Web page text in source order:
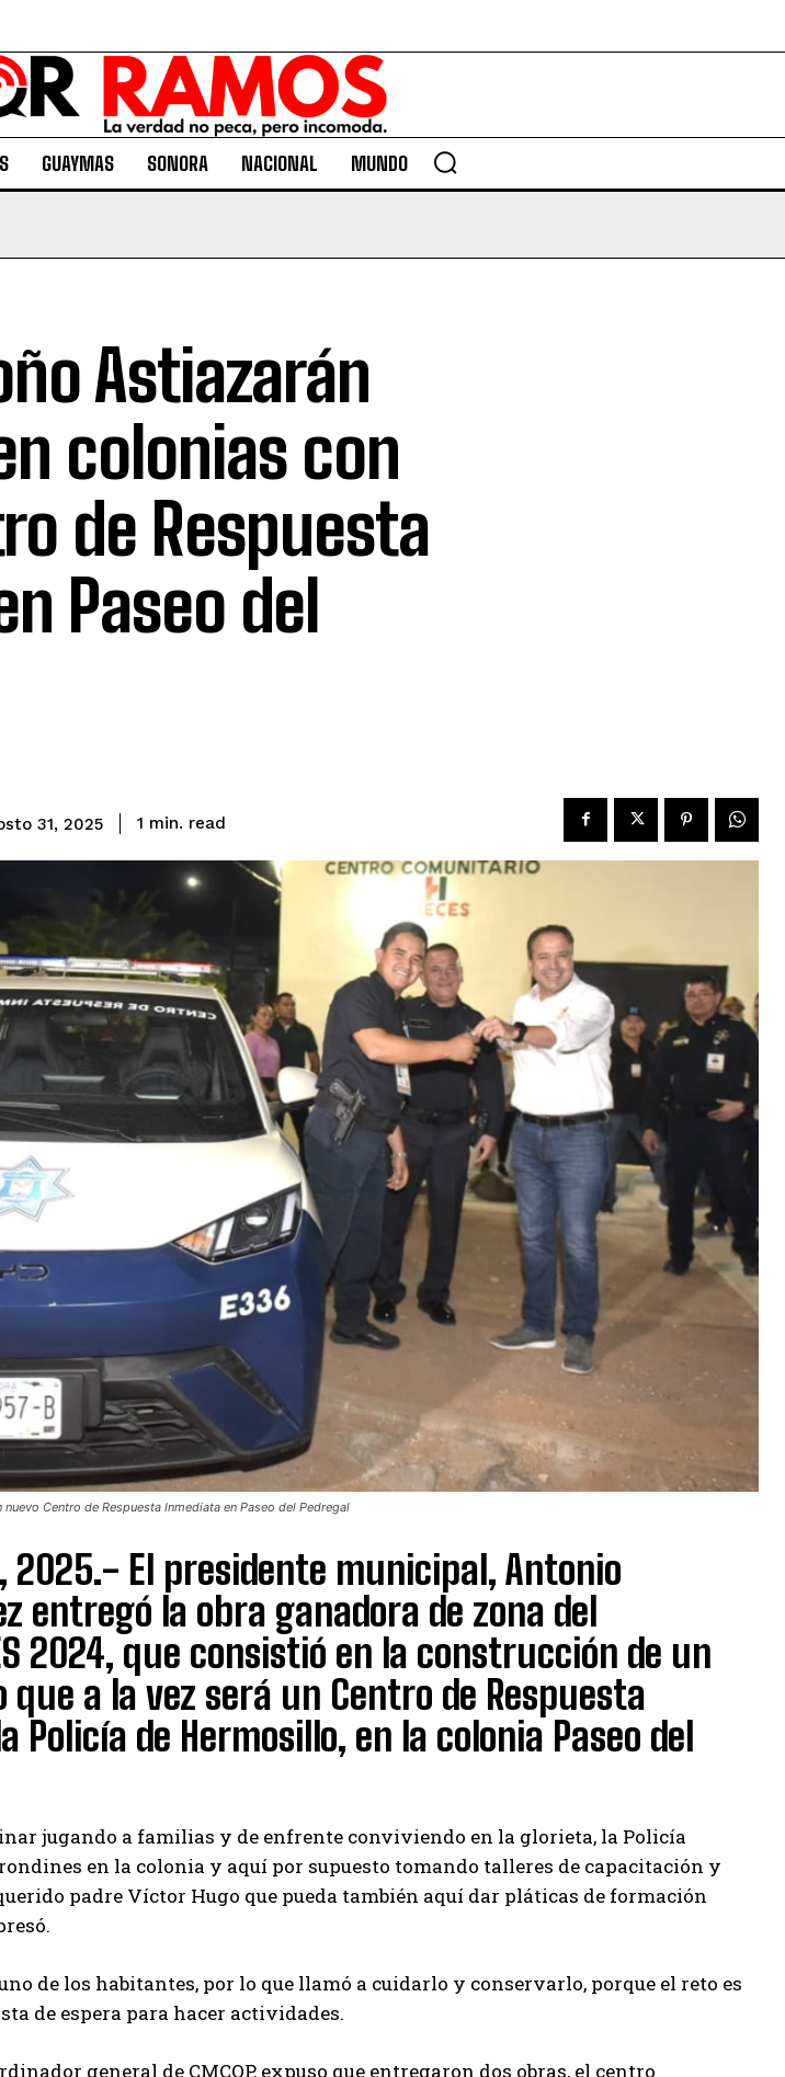
GUAYMAS SONORA NACIONAL MUNDO
Astiazarán
colonias con
de Respuesta
Paseo del
31, 2025 1 min. read
Centro de Respuesta Inmediata en Paseo del Pedregal
2025.- El presidente municipal, Antonio
entregó la obra ganadora de zona del
2024, que consistió en la construcción de un
a la vez será un Centro de Respuesta
Policía de Hermosillo, en la colonia Paseo del
jugando a familias y de enfrente conviviendo en la glorieta, la Policía
en la colonia y aquí por supuesto tomando talleres de capacitación y
padre Víctor Hugo que pueda también aquí dar pláticas de formación
de los habitantes, por lo que llamó a cuidarlo y conservarlo, porque el reto es
de espera para hacer actividades.
general de CMCOP, expuso que entregaron dos obras, el centro